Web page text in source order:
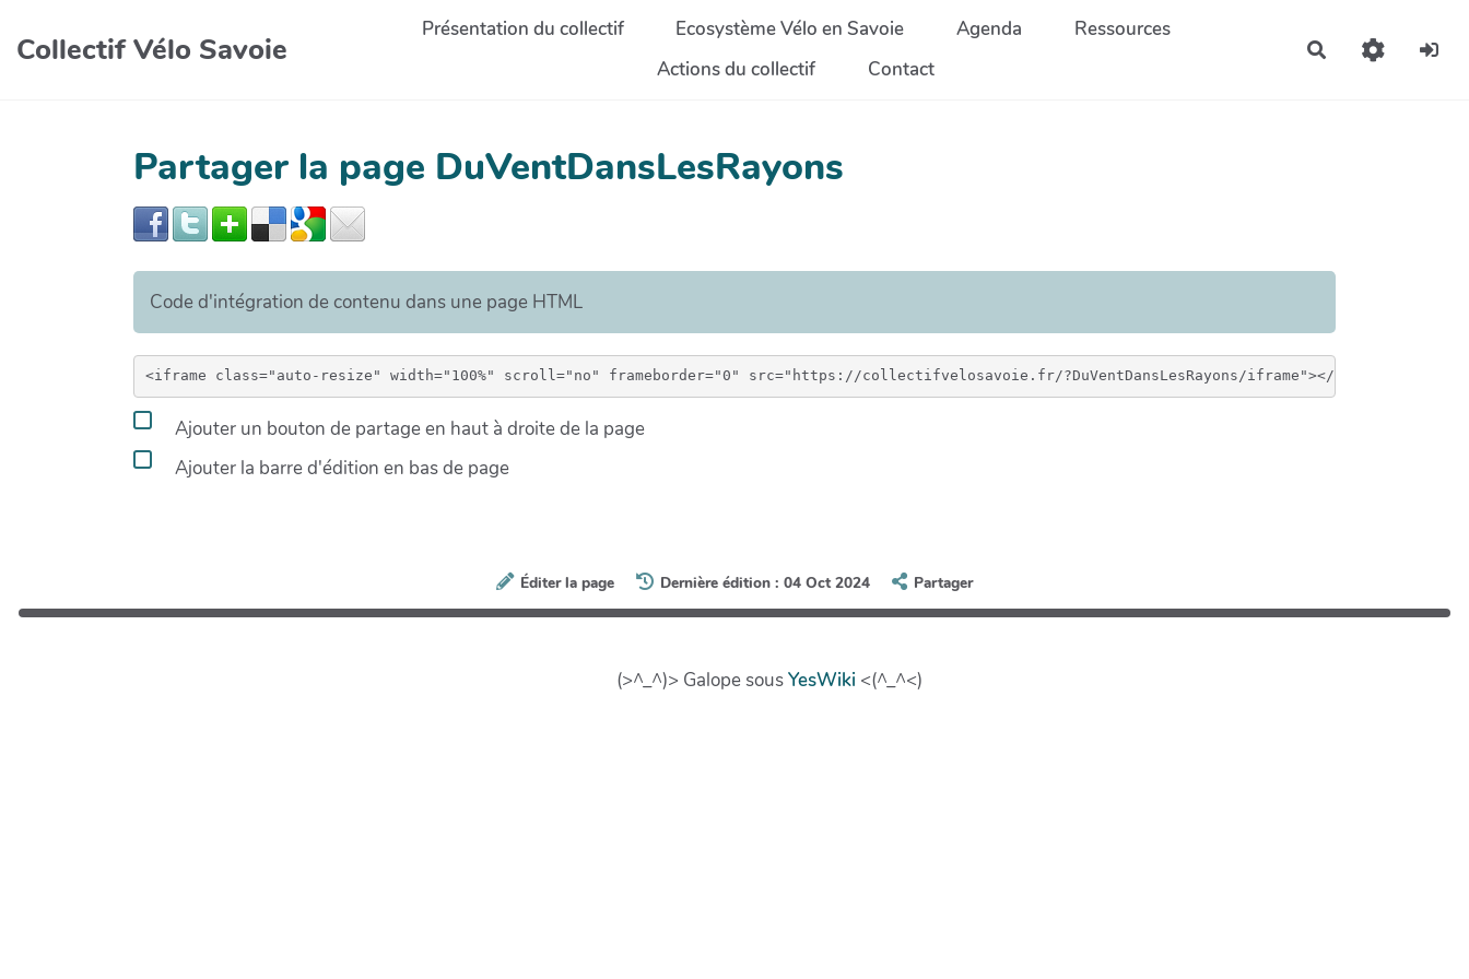
Collectif Vélo Savoie
Présentation du collectif Ecosystème Vélo en Savoie Agenda
Ressources
Actions du collectif
Contact
Rechercher
Partager la page DuVentDansLesRayons
Code d'intégration de contenu dans une page HTML
Ajouter un bouton de partage en haut à droite de la page
Ajouter la barre d'édition en bas de page
Éditer la page Dernière édition : 04 Oct 2024 Partager
(>^_^)> Galope sousYesWiki <(^_^<)